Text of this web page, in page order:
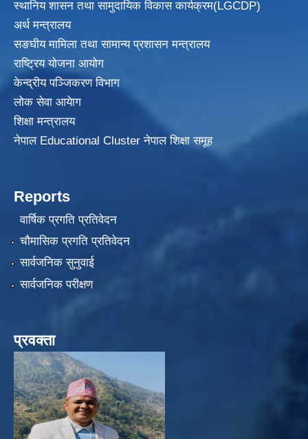
स्थानिय शासन तथा सामुदायिक विकासकार्यक्रम(LGCDP)
अर्थ मन्त्रालय
सङघीय मामिला तथा सामान्य प्रशासन मन्त्रालय
राष्ट्रिय योजना आयोग
केन्द्रीय पञ्जिकरण विभाग
लोक सेवा आयेाग
शिक्षा मन्त्रालय
नेपाल Educational Cluster नेपाल शिक्षा समूह
Reports
वार्षिक प्रगति प्रतिवेदन
चौमासिक प्रगति प्रतिवेदन
सार्वजनिक सुनुवाई
सार्वजनिक परीक्षण
प्रवक्ता